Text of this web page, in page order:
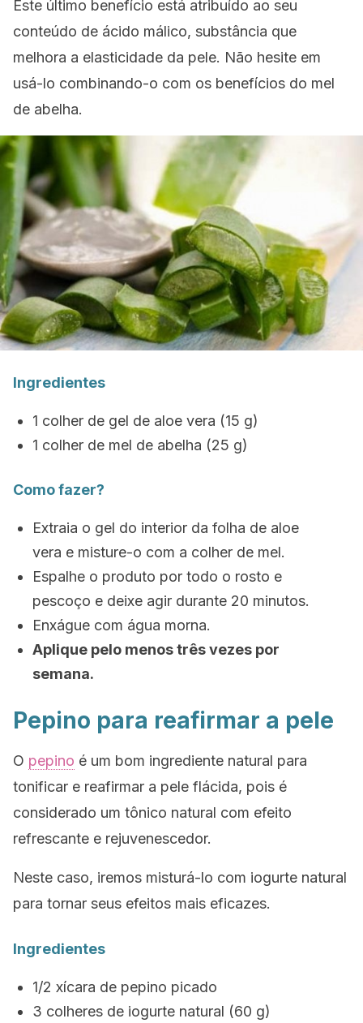
Este último benefício está atribuído ao seu
conteúdo de ácido málico, substância que
melhora a elasticidade da pele. Não hesite em
usá-lo combinando-o com os benefícios do mel
de abelha.
Ingredientes
1 colher de gel de aloe vera (15 g)
1 colher de mel de abelha (25 g)
Como fazer?
Extraia o gel do interior da folha de aloe
vera e misture-o com a colher de mel.
Espalhe o produto por todo o rosto e
pescoço e deixe agir durante 20 minutos.
Enxágue com água morna.
Aplique pelo menos três vezes por
semana.
Pepino para reafirmar a pele
O pepino é um bom ingrediente natural para
tonificar e reafirmar a pele flácida, pois é
considerado um tônico natural com efeito
refrescante e rejuvenescedor.
Neste caso, iremos misturá-lo com iogurte natural
para tornar seus efeitos mais eficazes.
Ingredientes
1/2 xícara de pepino picado
3 colheres de iogurte natural (60 g)